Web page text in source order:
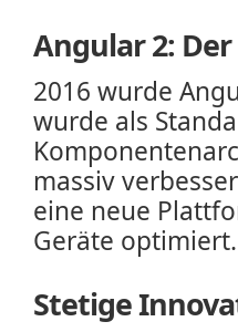
Angular 2:
2016 wurde
wurde als
massiv
eine neue
Geräte optimiert.
Stetige